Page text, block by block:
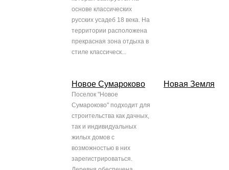
основе классических
русских усадеб 18 века. На
территории расположена
прекрасная зона отдыха в
стиле классическ...
Новое Сумароково
Поселок "Новое
Сумароково" подходит для
строительства как дачных,
так и индивидуальных
жилых домов с
возможностью в них
зарегистрироваться.
Новая Земля